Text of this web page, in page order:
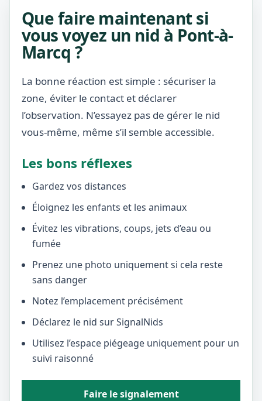
Que faire maintenant si
vous voyez un nid à Pont-à-
Marcq ?
La bonne réaction est simple : sécuriser la
zone, éviter le contact et déclarer
l’observation. N’essayez pas de gérer le nid
vous-même, même s’il semble accessible.
Les bons réflexes
Gardez vos distances
Éloignez les enfants et les animaux
Évitez les vibrations, coups, jets d’eau ou
fumée
Prenez une photo uniquement si cela reste
sans danger
Notez l’emplacement précisément
Déclarez le nid sur SignalNids
Utilisez l’espace piégeage uniquement pour un
suivi raisonné
Faire le signalement